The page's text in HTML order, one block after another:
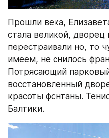
Прошли века,
стала великой, дворец
перестраивали но, то
имеем, не снилось
Потрясающий
восстановленный
красоты фонтаны.
Балтики.